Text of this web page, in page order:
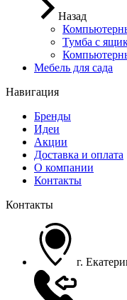
Назад
Тумба с
Мебель для сада
Навигация
Бренды
Идеи
Акции
Доставка и оплата
О компании
Контакты
Контакты
г.